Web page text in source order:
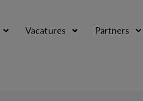
Vacatures Partners